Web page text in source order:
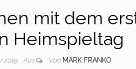
mit dem
Heimspieltag
2019 Aus Von MARK FRANKO